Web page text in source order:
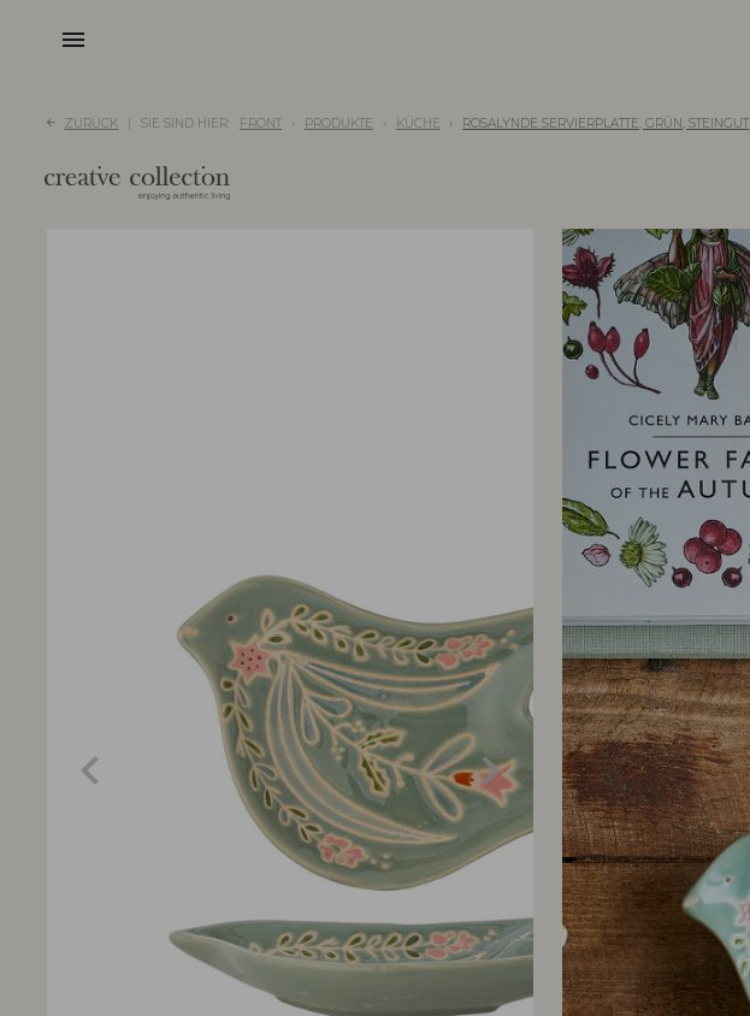
menu
ZURÜCK SIE SIND HIER: FRONT PRODUKTE KÜCHE ROSALYNDE SERVIERPLATTE, GRÜN, STEINGUT